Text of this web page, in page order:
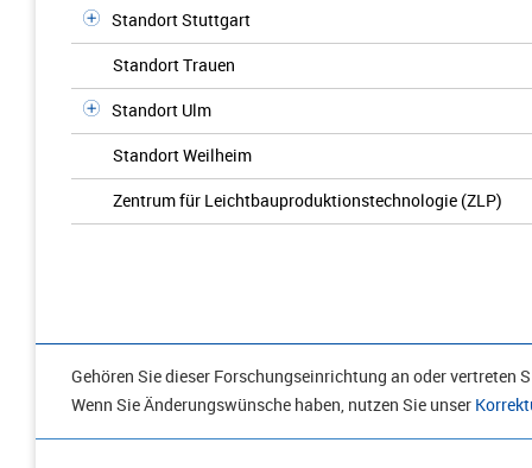
Standort Stuttgart
Standort Trauen
Standort Ulm
Standort Weilheim
Zentrum für Leichtbauproduktionstechnologie (ZLP)
Gehören Sie dieser Forschungseinrichtung an oder vertreten
Wenn Sie Änderungswünsche haben, nutzen Sie unser